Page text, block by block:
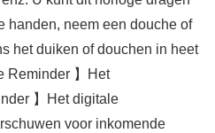
handen, neem een ​​douche of
het duiken of douchen in heet
Reminder 】Het
】Het digitale
voor inkomende